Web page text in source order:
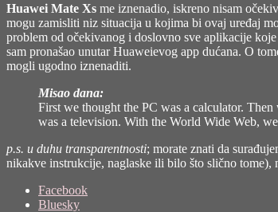
Huawei Mate Xs me iznenadio, iskreno nisam
mogu zamisliti niz situacija u kojima bi ovaj uređaj
problem od očekivanog i doslovno sve aplikacije
sam pronašao unutar Huaweievog app dućana. O
mogli ugodno iznenaditi.
Misao dana:
First we thought the PC was a calculator.
was a television. With the World Wide Web,
p.s. u duhu transparentnosti; morate znati da
nikakve instrukcije, naglaske ili bilo što slično tome),
Share
Facebook
Bluesky